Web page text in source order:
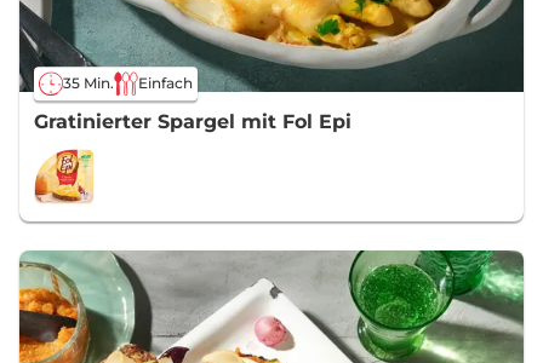
35 Min. Einfach
Gratinierter Spargel mit Fol Epi